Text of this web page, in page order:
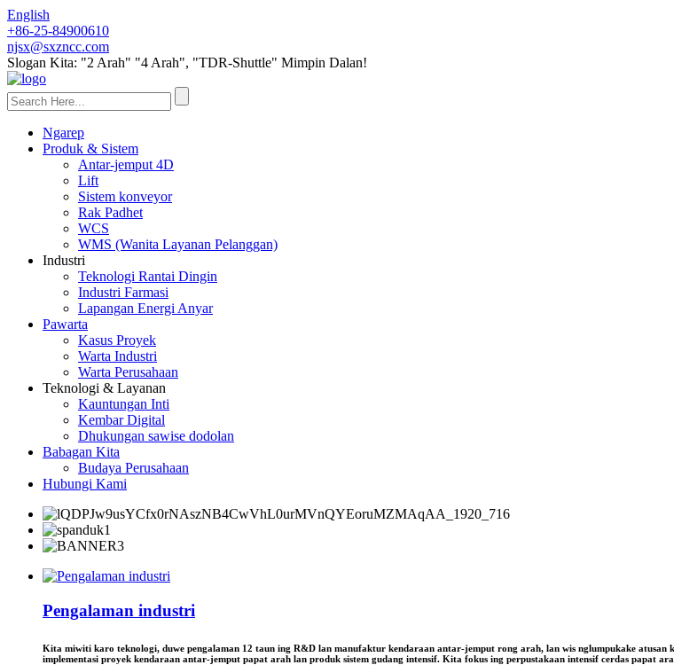
English
+86-25-84900610
njsx@sxzncc.com
Slogan Kita: "2 Arah" "4 Arah", "TDR-Shuttle" Mimpin Dalan!
Ngarep
Produk & Sistem
Antar-jemput 4D
Lift
Sistem konveyor
Rak Padhet
WCS
WMS (Wanita Layanan Pelanggan)
Industri
Teknologi Rantai Dingin
Industri Farmasi
Lapangan Energi Anyar
Pawarta
Kasus Proyek
Warta Industri
Warta Perusahaan
Teknologi & Layanan
Kauntungan Inti
Kembar Digital
Dhukungan sawise dodolan
Babagan Kita
Budaya Perusahaan
Hubungi Kami
Pengalaman industri
Kita miwiti karo teknologi, duwe pengalaman 12 taun ing R&D lan manufaktur kendaraan antar-jemput rong arah, lan wis nglumpukake atusan
implementasi proyek kendaraan antar-jemput papat arah lan produk sistem gudang intensif. Kita fokus ing perpustakaan intensif cerdas papat